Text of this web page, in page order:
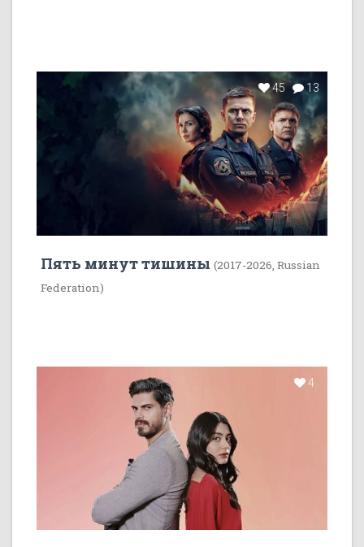
45 13
Пять минут тишины (2017-2026, Russian
Federation)
4